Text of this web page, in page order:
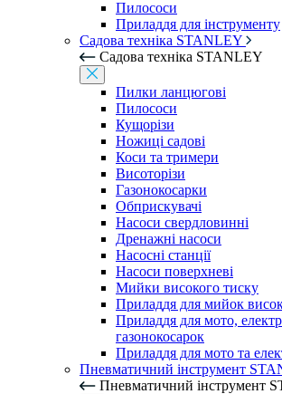
Пилососи
Приладдя для інструменту
Садова техніка STANLEY
Садова техніка STANLEY
Пилки ланцюгові
Пилососи
Кущорізи
Ножиці садові
Коси та тримери
Висоторізи
Газонокосарки
Обприскувачі
Насоси свердловинні
Дренажні насоси
Насосні станції
Насоси поверхневі
Мийки високого тиску
Приладдя для мийок
Приладдя для мото,
газонокосарок
Приладдя для мото та
Пневматичний інструмент
Пневматичний інструмент